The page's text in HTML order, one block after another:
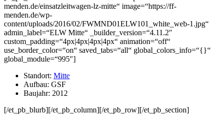
menden.de/einsatzleitwagen-lz-mitte“ image=“https://ff-
menden.de/wp-
content/uploads/2016/02/FWMND01ELW101_white_web-1.jpg“
admin_label=“ELW Mitte“ _builder_version=“4.11.2″
custom_padding=“4px|4px|4px|4px“ animation=“off“
use_border_color=“on“ saved_tabs=“all“ global_colors_info=“{}“
global_module=“995″]
Standort: Mitte
Aufbau: GSF
Baujahr: 2012
[/et_pb_blurb][/et_pb_column][/et_pb_row][/et_pb_section]